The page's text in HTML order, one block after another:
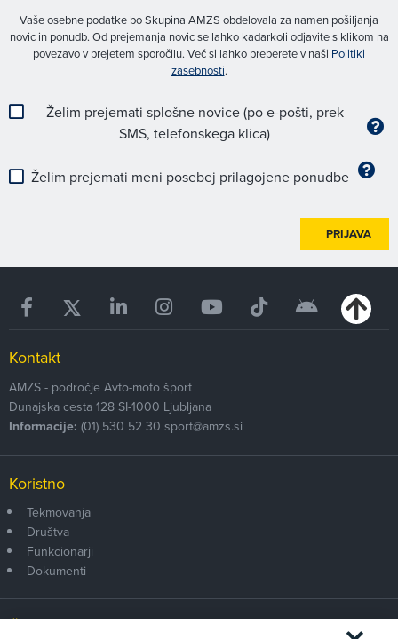
Vaše osebne podatke bo Skupina AMZS obdelovala za namen pošiljanja
novic in ponudb. Od prejemanja novic se lahko kadarkoli odjavite s klikom na
povezavo v prejetem sporočilu. Več si lahko preberete v naši Politiki
zasebnosti.
Želim prejemati splošne novice (po e-pošti, prek
SMS, telefonskega klica)
Želim prejemati meni posebej prilagojene ponudbe
PRIJAVA
Kontakt
AMZS - področje Avto-moto šport
Dunajska cesta 128 SI-1000 Ljubljana
Informacije: (01) 530 52 30 sport@amzs.si
Koristno
Tekmovanja
Društva
Funkcionarji
Dokumenti